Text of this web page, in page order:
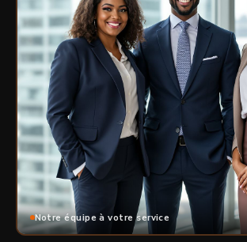
Notre équipe à votre service